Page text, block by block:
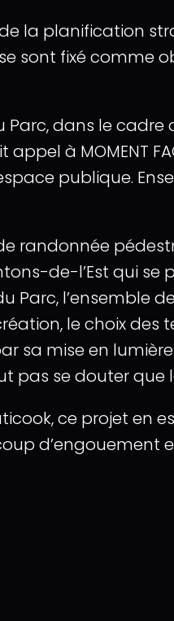
la planification
sont fixé comme
dans le
à MOMENT
publique.
randonnée
de-l’Est qui
Parc, l’ensemble
le choix
sa mise en
pas se douter que
ce projet en